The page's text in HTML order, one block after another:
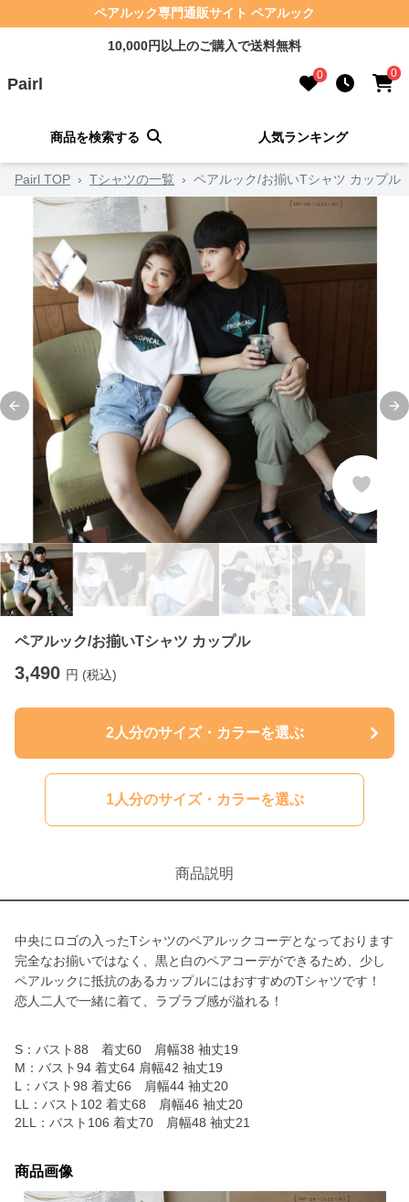
ペアルック専門通販サイト ペアルック
10,000円以上のご購入で送料無料
Pairl 0 0
商品を検索する 人気ランキング
Pairl TOP › Tシャツの一覧 › ペアルック/お揃いTシャツ カップル
Previous slide
ペアルック/お揃いTシャツ カップル
3,490 円 (税込)
2人分のサイズ・カラーを選ぶ
1人分のサイズ・カラーを選ぶ
商品説明
中央にロゴの入ったTシャツのペアルックコーデとなっております
完全なお揃いではなく、黒と白のペアコーデができるため、少し
ペアルックに抵抗のあるカップルにはおすすめのTシャツです！
恋人二人で一緒に着て、ラブラブ感が溢れる！
S：バスト88 着丈60 肩幅38 袖丈19
M：バスト94 着丈64 肩幅42 袖丈19
L：バスト98 着丈66 肩幅44 袖丈20
LL：バスト102 着丈68 肩幅46 袖丈20
2LL：バスト106 着丈70 肩幅48 袖丈21
商品画像